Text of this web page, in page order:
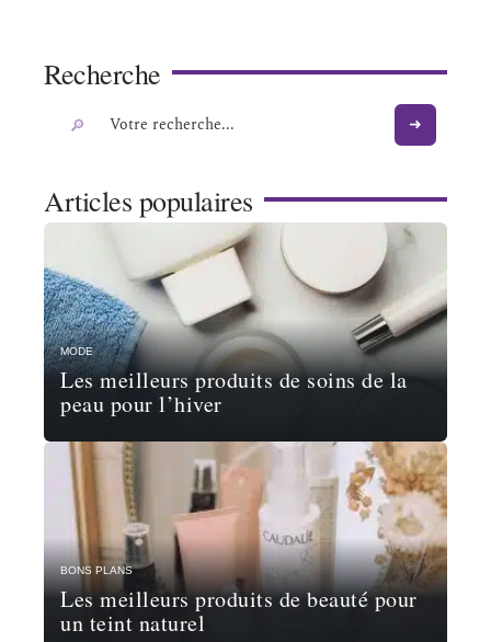
Recherche
Articles populaires
MODE
Les meilleurs produits de soins de la
peau pour l’hiver
BONS PLANS
Les meilleurs produits de beauté pour
un teint naturel